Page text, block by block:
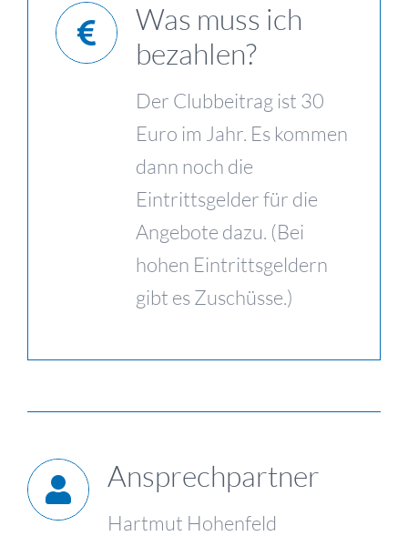
Was muss ich
bezahlen?
Der Clubbeitrag ist 30
Euro im Jahr. Es kommen
dann noch die
Eintrittsgelder für die
Angebote dazu. (Bei
hohen Eintrittsgeldern
gibt es Zuschüsse.)
Ansprechpartner
Hartmut Hohenfeld